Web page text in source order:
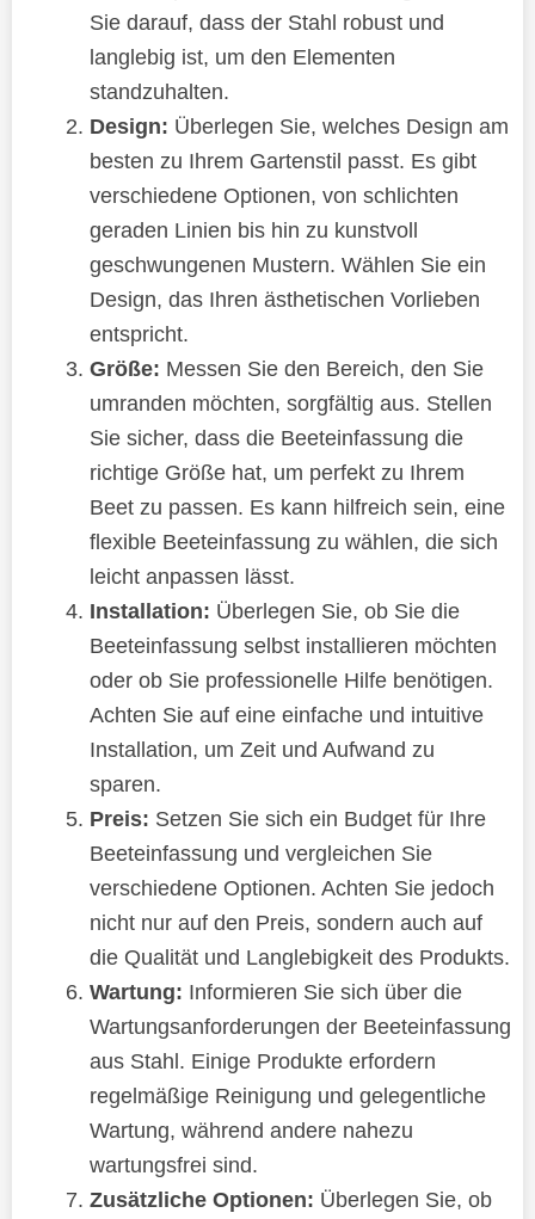
Sie darauf, dass der Stahl robust und
langlebig ist, um den Elementen
standzuhalten.
Design: Überlegen Sie, welches Design am
besten zu Ihrem Gartenstil passt. Es gibt
verschiedene Optionen, von schlichten
geraden Linien bis hin zu kunstvoll
geschwungenen Mustern. Wählen Sie ein
Design, das Ihren ästhetischen Vorlieben
entspricht.
Größe: Messen Sie den Bereich, den Sie
umranden möchten, sorgfältig aus. Stellen
Sie sicher, dass die Beeteinfassung die
richtige Größe hat, um perfekt zu Ihrem
Beet zu passen. Es kann hilfreich sein, eine
flexible Beeteinfassung zu wählen, die sich
leicht anpassen lässt.
Installation: Überlegen Sie, ob Sie die
Beeteinfassung selbst installieren möchten
oder ob Sie professionelle Hilfe benötigen.
Achten Sie auf eine einfache und intuitive
Installation, um Zeit und Aufwand zu
sparen.
Preis: Setzen Sie sich ein Budget für Ihre
Beeteinfassung und vergleichen Sie
verschiedene Optionen. Achten Sie jedoch
nicht nur auf den Preis, sondern auch auf
die Qualität und Langlebigkeit des Produkts.
Wartung: Informieren Sie sich über die
Wartungsanforderungen der Beeteinfassung
aus Stahl. Einige Produkte erfordern
regelmäßige Reinigung und gelegentliche
Wartung, während andere nahezu
wartungsfrei sind.
Zusätzliche Optionen: Überlegen Sie, ob